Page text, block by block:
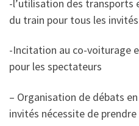
-l’utilisation des transports
du train pour tous les
-Incitation au co-voiturage
pour les spectateurs
– Organisation de débats
invités nécessite de prendre